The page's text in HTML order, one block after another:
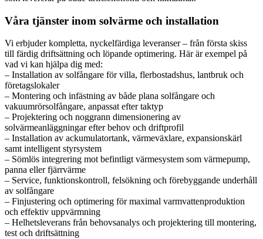
Våra tjänster inom solvärme och installation
Vi erbjuder kompletta, nyckelfärdiga leveranser – från första skiss
till färdig driftsättning och löpande optimering. Här är exempel på
vad vi kan hjälpa dig med:
– Installation av solfångare för villa, flerbostadshus, lantbruk och
företagslokaler
– Montering och infästning av både plana solfångare och
vakuumrörsolfångare, anpassat efter taktyp
– Projektering och noggrann dimensionering av
solvärmeanläggningar efter behov och driftprofil
– Installation av ackumulatortank, värmeväxlare, expansionskärl
samt intelligent styrsystem
– Sömlös integrering mot befintligt värmesystem som värmepump,
panna eller fjärrvärme
– Service, funktionskontroll, felsökning och förebyggande underhåll
av solfångare
– Finjustering och optimering för maximal varmvattenproduktion
och effektiv uppvärmning
– Helhetsleverans från behovsanalys och projektering till montering,
test och driftsättning